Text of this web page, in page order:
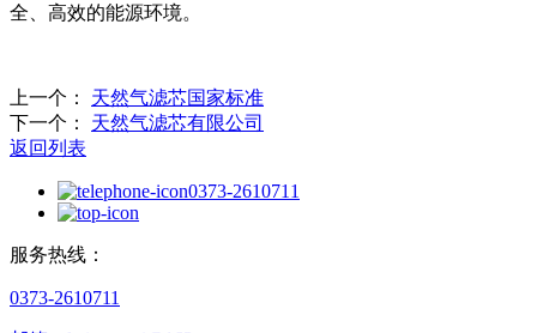
全、高效的能源环境。
上一个：
天然气滤芯国家标准
下一个：
天然气滤芯有限公司
返回列表
0373-2610711
服务热线：
0373-2610711